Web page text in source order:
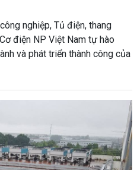
nghiệp, Tủ điện, thang
điện NP Việt Nam tự hào
và phát triển thành công của